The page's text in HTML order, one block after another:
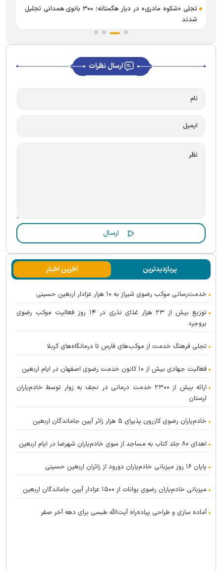
تجلی «شکوه مادری» در دیار هگمتانه؛ ۳۰۰ بانوی همدانی تجلیل
شدند
ارسال نظرات
پربازدیدترین آخرین اخبار
خدمت‌رسانی موکب رضوی شیراز به ۱۰ هزار عزادار اربعین حسینی
توزیع بیش از ۲۳ هزار غذای نذری در ۱۴ روز فعالیت موکب رضوی
بروجرد
تجلی فرهنگ خدمت از موکب‌های فارس تا درمانگاه‌های کربلا
فعالیت جهادی بیش از ۱۰ کانون خدمت رضوی اصفهان در ایام اربعین
ارائه بیش از ۲۳۰۰ خدمت درمانی در نجف به زوار توسط خادم‌یاران
لرستان
خادم‌یاران رضوی کازرون پذیرای ۵ هزار زائر آیین جاماندگان اربعین
اهدای ۸۰ جلد کتاب به مساجد از سوی خادم‌یاران شهرضا در ایام اربعین
پایان ۱۶ روز میزبانی خادم‌یاران دورود از زائران اربعین حسینی
میزبانی خادم‌یاران رضوی بوانات از ۱۵۰۰ عزادار آیین جاماندگان اربعین
آماده سازی و طراحی پیاده‌راه آیت‌الله طبسی برای دهه آخر صفر